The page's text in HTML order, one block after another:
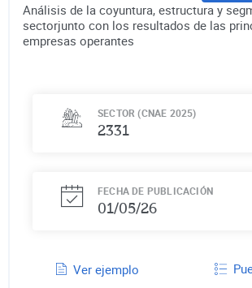
Análisis de la coyuntura, estructura y
sectorjunto con los resultados de las
empresas operantes
SECTOR (CNAE 2025)
2331
FECHA DE PUBLICACIÓN
01/05/26
Ver ejemplo